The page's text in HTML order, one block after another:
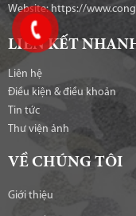
Website:https://
LIÊN KẾT
Liên hệ
Điều kiện & điều khoản
Tin tức
Thư viện ảnh
VỀ CHÚNG TÔI
Giới thiệu